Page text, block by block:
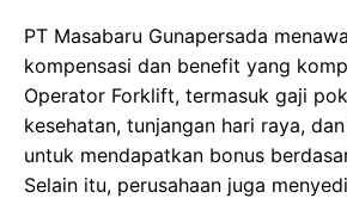
PT Masabaru Gunapersada
kompensasi dan benefit yang
Operator Forklift, termasuk gaji
kesehatan, tunjangan hari raya,
untuk mendapatkan bonus
Selain itu, perusahaan juga